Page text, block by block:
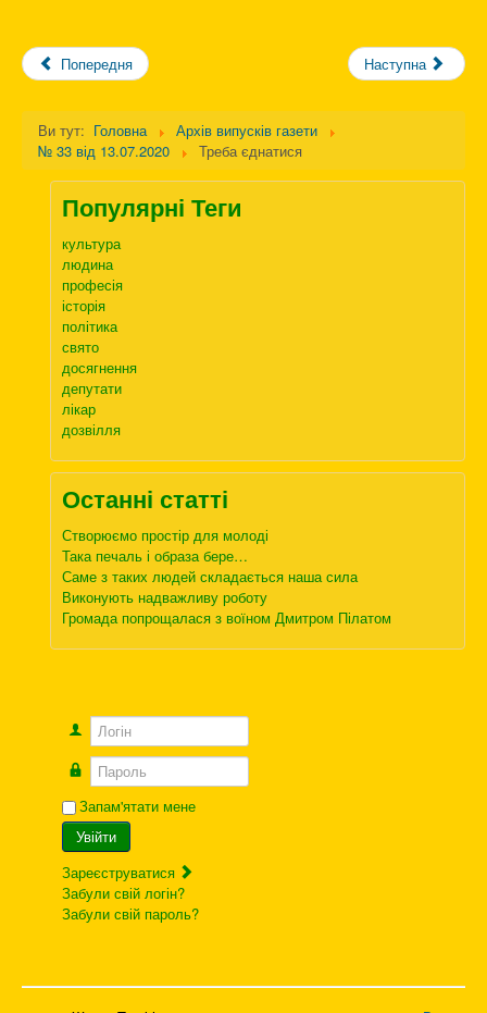
Попередня Наступна
Ви тут: Головна
Архів випусків газети
№ 33 від 13.07.2020
Треба єднатися
Популярні Теги
культура
людина
професія
історія
політика
свято
досягнення
депутати
лікар
дозвілля
Останні статті
Створюємо простір для молоді
Така печаль і образа бере…
Саме з таких людей складається наша сила
Виконують надважливу роботу
Громада попрощалася з воїном Дмитром Пілатом
Логін
Пароль
Запам'ятати мене
Увійти
Зареєструватися
Забули свій логін?
Забули свій пароль?